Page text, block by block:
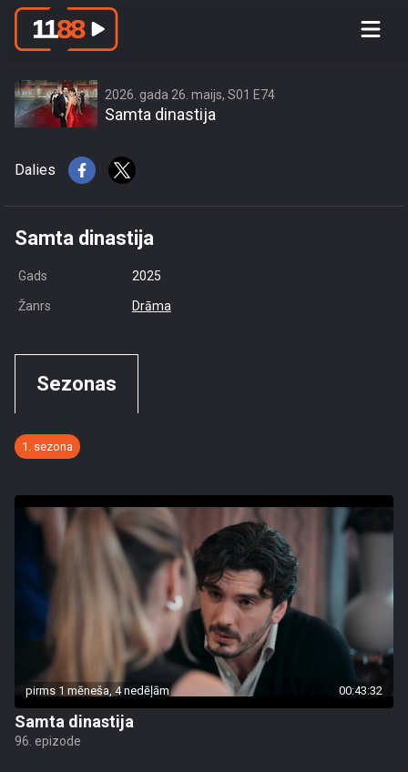
access this content due to your
location or other restrictions set by
country is US and IP address is
216.73.217.106
2026. gada 26. maijs, S01 E74
Samta dinastija
Dalies
Samta dinastija
Gads 2025
Žanrs Drāma
Sezonas
1. sezona
pirms 1 mēneša, 4 nedēļām 00:43:32
Samta dinastija
96. epizode